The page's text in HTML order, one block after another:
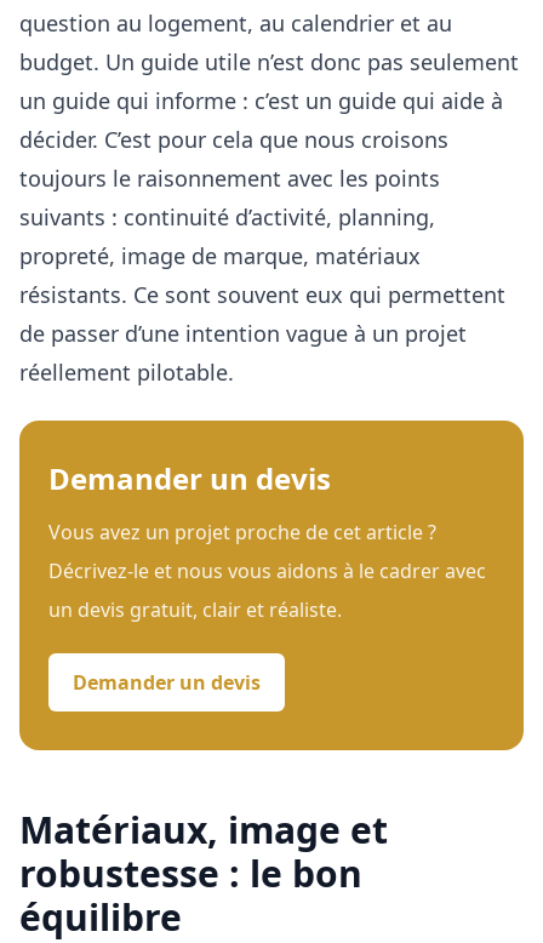
question au logement, au calendrier et au
budget. Un guide utile n’est donc pas seulement
un guide qui informe : c’est un guide qui aide à
décider. C’est pour cela que nous croisons
toujours le raisonnement avec les points
suivants : continuité d’activité, planning,
propreté, image de marque, matériaux
résistants. Ce sont souvent eux qui permettent
de passer d’une intention vague à un projet
réellement pilotable.
Demander un devis
Vous avez un projet proche de cet article ?
Décrivez-le et nous vous aidons à le cadrer avec
un devis gratuit, clair et réaliste.
Demander un devis
Matériaux, image et
robustesse : le bon
équilibre